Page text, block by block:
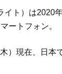
イト）は2020
ートフォン。
）現在、日本